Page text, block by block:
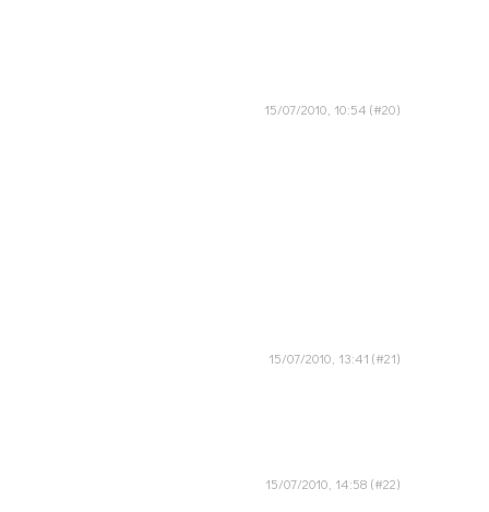
15/07/2010, 10:54
15/07/2010, 13:41
15/07/2010, 14:58